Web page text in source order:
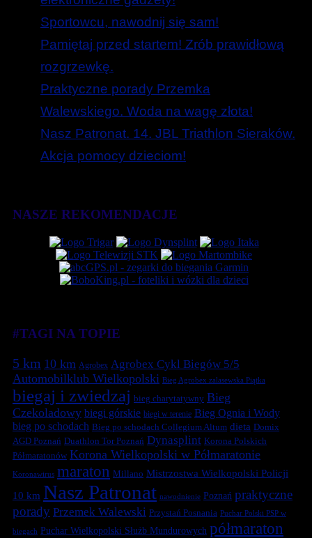
Sportowcu, nawodnij się sam!
Pamiętaj przed startem! Zrób prawidłową
rozgrzewkę.
Praktyczne porady Przemka
Walewskiego. Woda na wagę złota!
Nasz Patronat. 14. JBL Triathlon Sieraków.
Akcja pomocy dzieciom!
NASZE REKOMENDACJE
#TAGI NA TOPIE
5 km 10 km Agrobex Agrobex Cykl Biegów 5/5
Automobilklub Wielkopolski Bieg Agrobex zalasewska Piątka
biegaj i zwiedzaj bieg charytatywny Bieg
Czekoladowy biegi górskie biegi w terenie Bieg Ognia i Wody
bieg po schodach Bieg po schodach Collegium Altum dieta Domix
AGD Poznań Duathlon Tor Poznań Dynasplint Korona Polskich
Półmaratonów Korona Wielkopolski w Półmaratonie
Koronawirus maraton Millano Mistrzostwa Wielkopolski Policji
10 km Nasz Patronat nawodnienie Poznań praktyczne
porady Przemek Walewski Przystań Posnania Puchar Polski PSP w
biegach Puchar Wielkopolski Służb Mundurowych półmaraton